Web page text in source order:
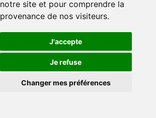
notre site et pour comprendre la
provenance de nos visiteurs.
J'accepte
Je refuse
Changer mes préférences